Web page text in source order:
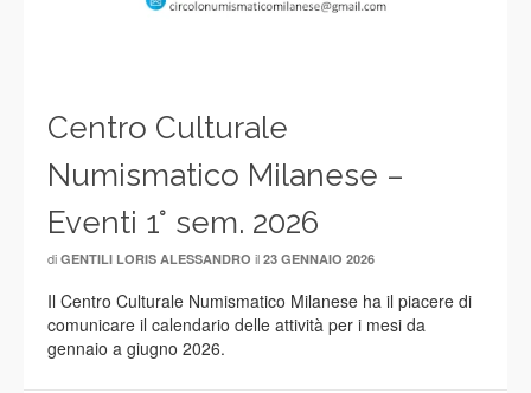
Centro Culturale
Numismatico Milanese –
Eventi 1° sem. 2026
di GENTILI LORIS ALESSANDRO il 23 GENNAIO 2026
Il Centro Culturale Numismatico Milanese ha il piacere di
comunicare il calendario delle attività per i mesi da
gennaio a giugno 2026.